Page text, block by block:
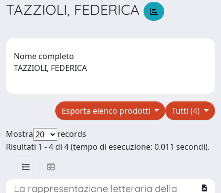
TAZZIOLI, FEDERICA
Nome completo
TAZZIOLI, FEDERICA
Tutti (4)
Esporta elenco prodotti
Mostra
records
Risultati 1 - 4 di 4 (tempo di esecuzione: 0.011 secondi).
La rappresentazione letteraria della